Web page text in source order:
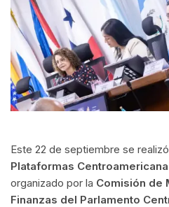
Este 22 de septiembre se
Plataformas
organizado por la Comisión de
Finanzas del Parlamento